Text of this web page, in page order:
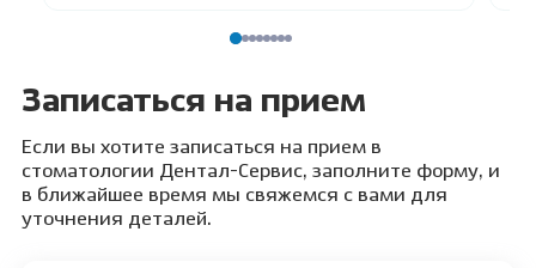
Записаться на прием
Если вы хотите записаться на прием в
стоматологии Дентал-Сервис, заполните форму, и
в ближайшее время мы свяжемся с вами для
уточнения деталей.